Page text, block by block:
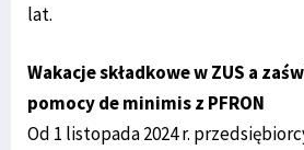
lat.
Wakacje składkowe w ZUS a
pomocy de minimis z PFRON
Od 1 listopada 2024 r.